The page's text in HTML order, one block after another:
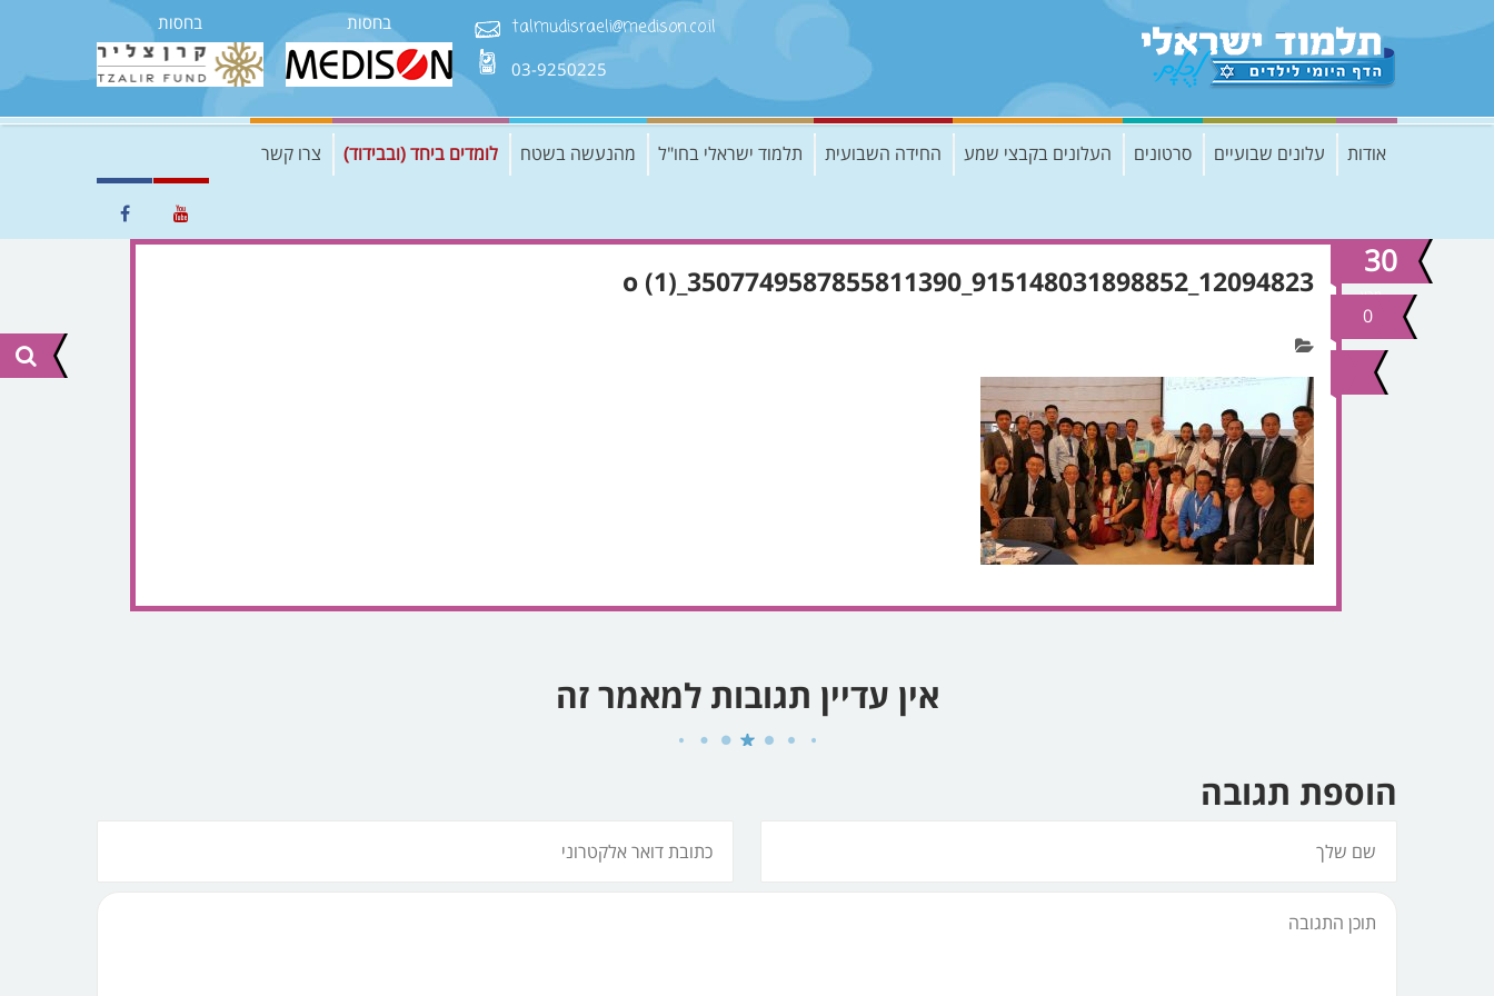
בחסות בחסות talmudisraeli@medison.co.il
03-9250225
אודות עלונים שבועיים סרטונים העלונים בקבצי שמע החידה השבועית תלמוד ישראלי בחו"ל מהנעשה בשטח לומדים ביחד (ובבידוד) צרו קשר
30
מרץ
2017
0
12094823_915148031898852_3507749587855811390_o (1)
אין עדיין תגובות למאמר זה
הוספת תגובה